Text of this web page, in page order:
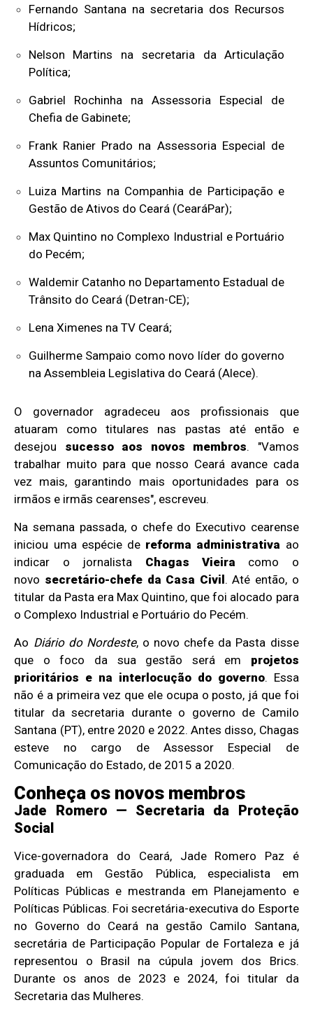
Fernando Santana na secretaria dos Recursos
Hídricos;
Nelson Martins na secretaria da Articulação
Política;
Gabriel Rochinha na Assessoria Especial de
Chefia de Gabinete;
Frank Ranier Prado na Assessoria Especial de
Assuntos Comunitários;
Luiza Martins na Companhia de Participação e
Gestão de Ativos do Ceará (CearáPar);
Max Quintino no Complexo Industrial e Portuário
do Pecém;
Waldemir Catanho no Departamento Estadual de
Trânsito do Ceará (Detran-CE);
Lena Ximenes na TV Ceará;
Guilherme Sampaio como novo líder do governo
na Assembleia Legislativa do Ceará (Alece).
O governador agradeceu aos profissionais que
atuaram como titulares nas pastas até então e
desejou sucesso aos novos membros. "Vamos
trabalhar muito para que nosso Ceará avance cada
vez mais, garantindo mais oportunidades para os
irmãos e irmãs cearenses", escreveu.
Na semana passada, o chefe do Executivo cearense
iniciou uma espécie de reforma administrativa ao
indicar o jornalista Chagas Vieira como o
novo secretário-chefe da Casa Civil. Até então, o
titular da Pasta era Max Quintino, que foi alocado para
o Complexo Industrial e Portuário do Pecém.
Ao Diário do Nordeste, o novo chefe da Pasta disse
que o foco da sua gestão será em projetos
prioritários e na interlocução do governo. Essa
não é a primeira vez que ele ocupa o posto, já que foi
titular da secretaria durante o governo de Camilo
Santana (PT), entre 2020 e 2022. Antes disso, Chagas
esteve no cargo de Assessor Especial de
Comunicação do Estado, de 2015 a 2020.
Conheça os novos membros
Jade Romero — Secretaria da Proteção
Social
Vice-governadora do Ceará, Jade Romero Paz é
graduada em Gestão Pública, especialista em
Políticas Públicas e mestranda em Planejamento e
Políticas Públicas. Foi secretária-executiva do Esporte
no Governo do Ceará na gestão Camilo Santana,
secretária de Participação Popular de Fortaleza e já
representou o Brasil na cúpula jovem dos Brics.
Durante os anos de 2023 e 2024, foi titular da
Secretaria das Mulheres.